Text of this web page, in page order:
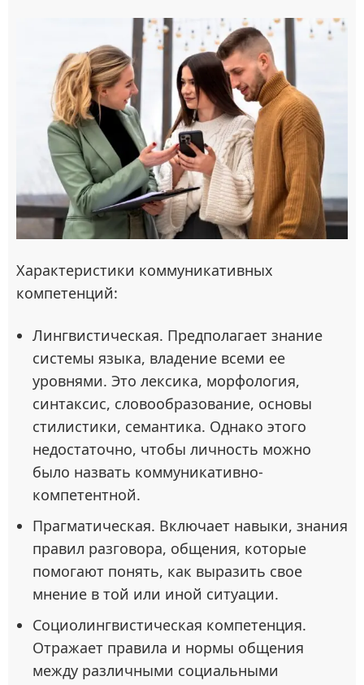
Характеристики коммуникативных
компетенций:
Лингвистическая. Предполагает знание
системы языка, владение всеми ее
уровнями. Это лексика, морфология,
синтаксис, словообразование, основы
стилистики, семантика. Однако этого
недостаточно, чтобы личность можно
было назвать коммуникативно-
компетентной.
Прагматическая. Включает навыки, знания
правил разговора, общения, которые
помогают понять, как выразить свое
мнение в той или иной ситуации.
Социолингвистическая компетенция.
Отражает правила и нормы общения
между различными социальными